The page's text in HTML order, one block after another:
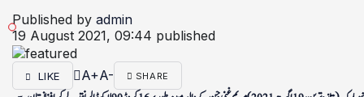
Published by admin
19 August 2021, 09:44 published
LIKE A+A- SHARE